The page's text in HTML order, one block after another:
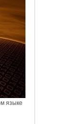
языке